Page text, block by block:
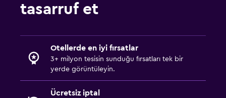
tasarruf et
Otellerde en iyi fırsatlar
3+ milyon tesisin sunduğu fırsatları tek bir
yerde görüntüleyin.
Ücretsiz iptal